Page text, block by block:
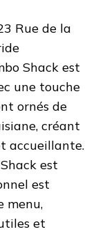
Rue de la
Shack est
une touche
ornés de
créant
accueillante.
est
est
menu,
et